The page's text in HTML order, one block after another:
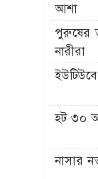
আশা
পুরুষের
নারীরা
হট ৩০
নাসার